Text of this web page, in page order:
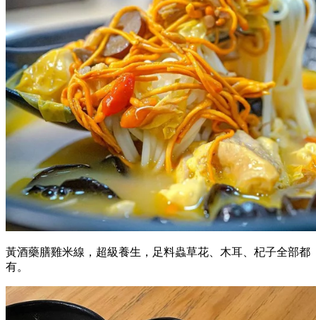
黃酒藥膳雞米線，超級養生，足料蟲草花、木耳、杞子全部都
有。